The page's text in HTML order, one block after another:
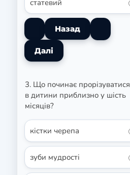
статевий
3. Що починає прорізуватися
в дитини приблизно у шість
місяців?
кістки черепа
зуби мудрості